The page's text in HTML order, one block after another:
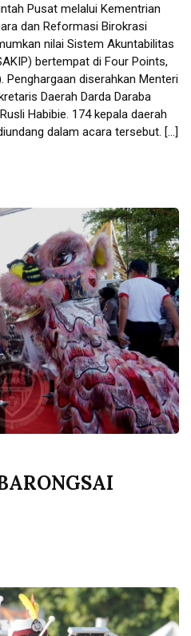
Pusat melalui Kementrian
dan Reformasi Birokrasi
nilai Sistem Akuntabilitas
bertempat di Four Points,
diserahkan Menteri
Daerah Darda Daraba
Habibie. 174 kepala daerah
dalam acara tersebut. […]